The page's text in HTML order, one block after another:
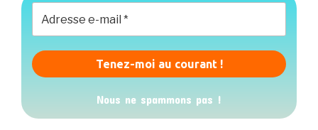
Nous ne spammons pas !